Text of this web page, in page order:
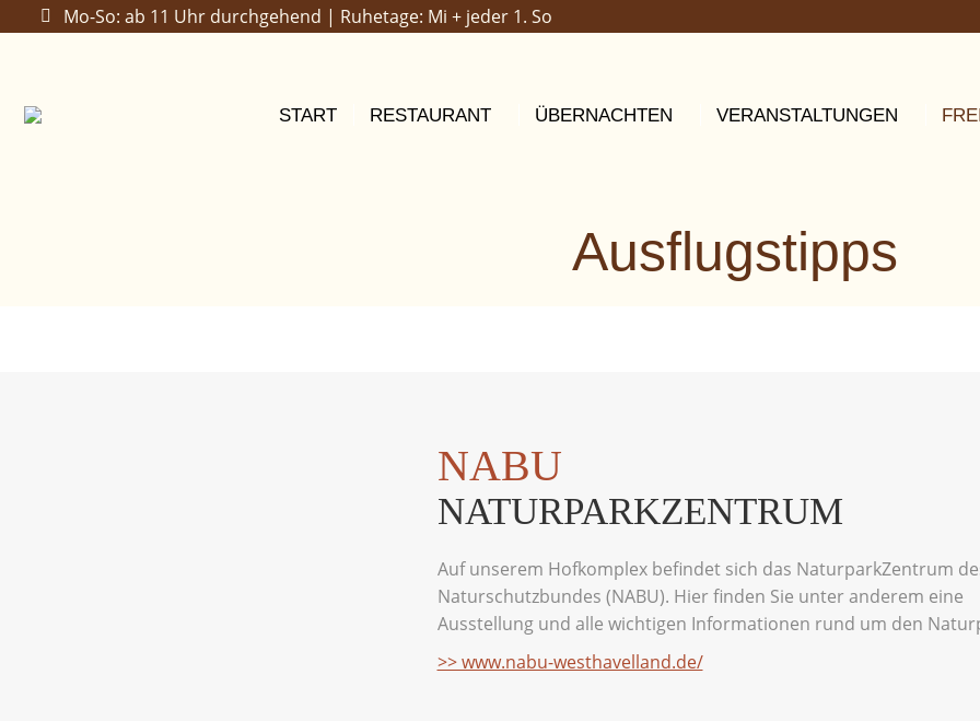
Mo-So: ab 11 Uhr durchgehend | Ruhetage: Mi + jeder 1. So
START RESTAURANT ÜBERNACHTEN VERANSTALTUNGEN
Ausflugstipps
NABU
NATURPARKZENTRUM
Auf unserem Hofkomplex befindet sich das NaturparkZentrum
Naturschutzbundes (NABU). Hier finden Sie unter anderem eine
Ausstellung und alle wichtigen Informationen rund um den
>> www.nabu-westhavelland.de/